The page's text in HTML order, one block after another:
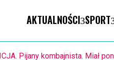
AKTUALNOŚCI SPORT